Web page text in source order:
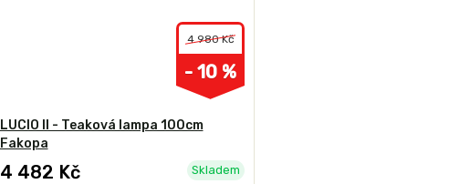
4 980 Kč
- 10 %
LUCIO II - Teaková lampa 100cm
Fakopa
4 482 Kč Skladem